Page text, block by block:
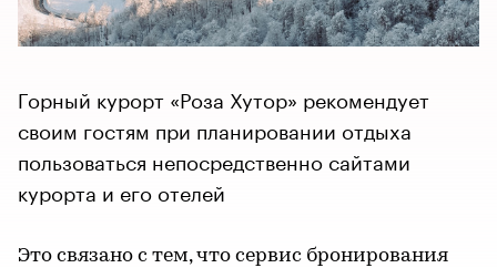
Горный курорт «Роза Хутор» рекомендует
своим гостям при планировании отдыха
пользоваться непосредственно сайтами
курорта и его отелей
Это связано с тем, что сервис бронирования